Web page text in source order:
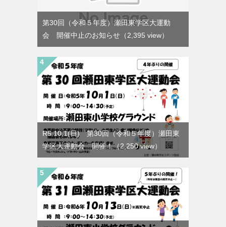
第30回（令和５年度）瀬田東学区大運動
会 開催中止のお知らせ （2,395 view）
R5.10.1(日) 第30回（令和５年度）瀬田東
学区大運動会 開催！（2,250 view）